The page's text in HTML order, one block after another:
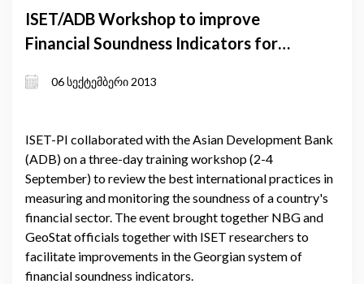
ISET/ADB Workshop to improve
Financial Soundness Indicators for
06 სექტემბერი 2013
ISET-PI collaborated with the Asian Development Bank
(ADB) on a three-day training workshop (2-4
September) to review the best international practices in
measuring and monitoring the soundness of a country's
financial sector. The event brought together NBG and
GeoStat officials together with ISET researchers to
facilitate improvements in the Georgian system of
financial soundness indicators.